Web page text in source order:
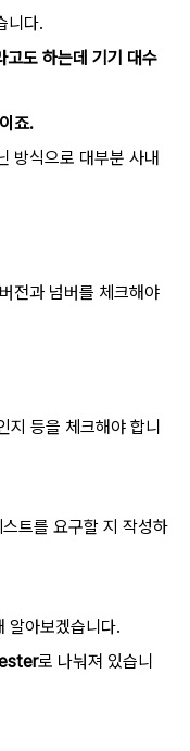
니다.
도 하는데 기기 대수
죠.
방식으로 대부분 사내
전과 넘버를 체크해야
지 등을 체크해야 합니
트를 요구할 지 작성하
알아보겠습니다.
로 나눠져 있습니